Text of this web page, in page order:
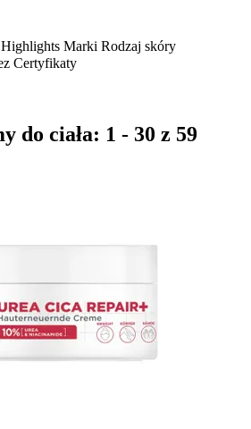
Highlights Marki Rodzaj skóry
Certyfikaty
do ciała: 1 - 30 z 59